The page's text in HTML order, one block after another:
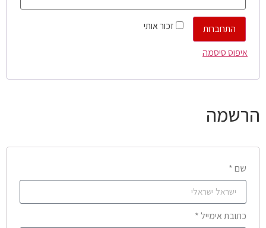
זכור אותי
התחברות
איפוס סיסמה
הרשמה
שם *
כתובת אימייל *